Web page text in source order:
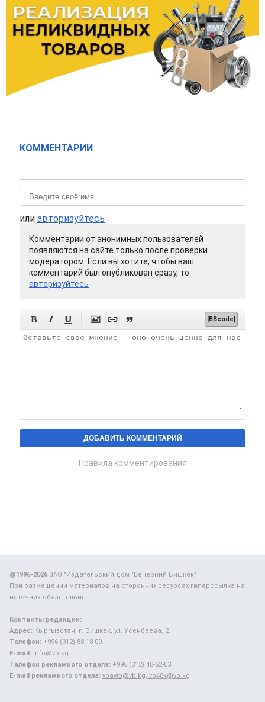
КОММЕНТАРИИ
или авторизуйтесь
Комментарии от анонимных пользователей
появляются на сайте только после проверки
модератором. Если вы хотите, чтобы ваш
комментарий был опубликован сразу, то
авторизуйтесь
      [BBcode]
Правила комментирования
@1996-2026ЗАО "Издательский дом "Вечерний Бишкек"
При размещении материалов на сторонних ресурсах гиперссылка на
источник обязательна.
Контакты редакции:
Адрес: Кыргызстан, г. Бишкек, ул. Усенбаева, 2.
Телефон: +996 (312) 88-18-09.
E-mail: info@vb.kg
Телефон рекламного отдела: +996 (312) 48-62-03.
E-mail рекламного отдела: vbavto@vb.kg, vb48k@vb.kg